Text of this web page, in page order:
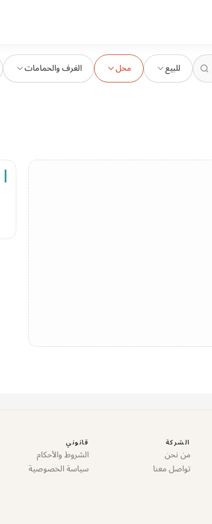
للبيع محل الغرف والحمامات
الشركة
من نحن
تواصل معنا
قانوني
الشروط والأحكام
سياسة الخصوصية